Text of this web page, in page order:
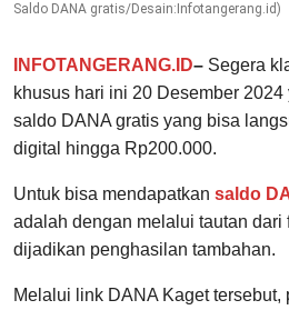
Saldo DANA gratis/Desain:Infotangerang.id)
INFOTANGERANG.ID– Segera
khusus hari ini 20 Desember
saldo DANA gratis yang bisa
digital hingga Rp200.000.
Untuk bisa mendapatkan saldo
adalah dengan melalui tautan dari
dijadikan penghasilan tambahan.
Melalui link DANA Kaget tersebut,